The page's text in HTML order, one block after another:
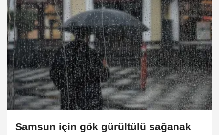
Samsun için gök gürültülü sağanak